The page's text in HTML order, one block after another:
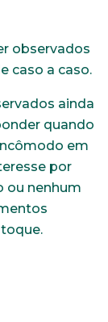
observados
caso a caso.
ainda
quando
em
por
ou nenhum